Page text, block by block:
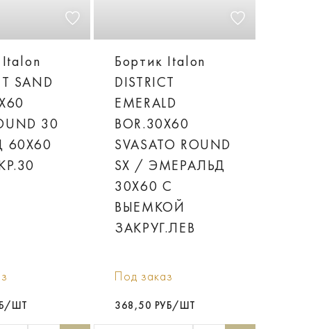
SAND
30
ШТ
Бортик Italon
DISTRICT
EMERALD
BOR.30X60
SVASATO ROUND
SX / ЭМЕРАЛЬД
30X60 С
ВЫЕМКОЙ
ЗАКРУГ.ЛЕВ
Под заказ
368,50 РУБ/ШТ